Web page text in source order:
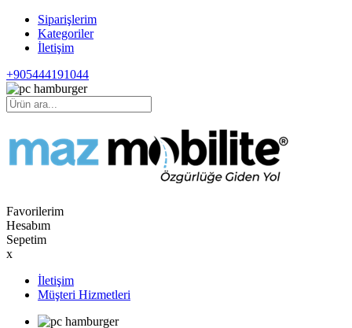
Siparişlerim
Kategoriler
İletişim
+905444191044
Favorilerim
Hesabım
Sepetim
x
İletişim
Müşteri Hizmetleri